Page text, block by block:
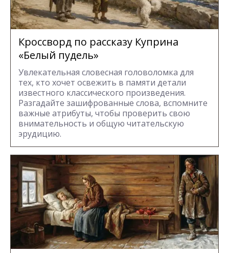
Кроссворд по рассказу Куприна
«Белый пудель»
Увлекательная словесная головоломка для
тех, кто хочет освежить в памяти детали
известного классического произведения.
Разгадайте зашифрованные слова, вспомните
важные атрибуты, чтобы проверить свою
внимательность и общую читательскую
эрудицию.